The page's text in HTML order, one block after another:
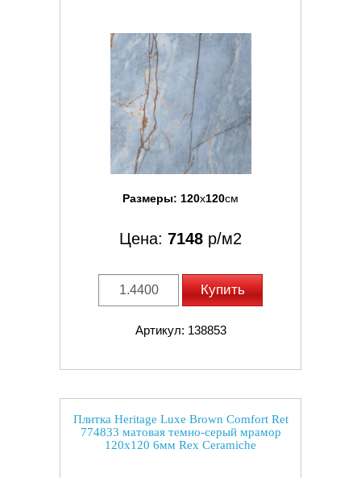
Размеры: 120x120см
Цена: 7148 р/м2
Купить
Артикул: 138853
Плитка Heritage Luxe Brown Comfort Ret
774833 матовая темно-серый мрамор
120x120 6мм Rex Ceramiche